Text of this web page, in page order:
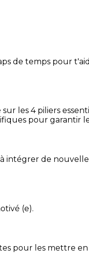
de temps pour
les 4 piliers
pour garantir
intégrer de
(e).
pour les mettre